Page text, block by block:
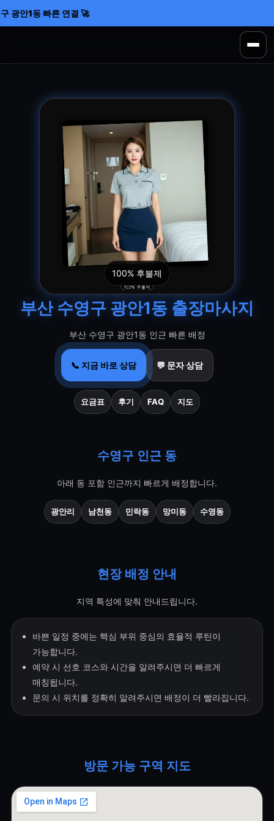
광안1동 빠른 연결 🚀
100% 후불제
부산 수영구 광안1동 출장마사지
부산 수영구 광안1동 인근 빠른 배정
📞 지금 바로 상담 💬 문자 상담
요금표 후기 FAQ 지도
수영구 인근 동
아래 동 포함 인근까지 빠르게 배정합니다.
광안리 남천동 민락동 망미동 수영동
현장 배정 안내
지역 특성에 맞춰 안내드립니다.
바쁜 일정 중에는 핵심 부위 중심의 효율적 루틴이
가능합니다.
예약 시 선호 코스와 시간을 알려주시면 더 빠르게
매칭됩니다.
문의 시 위치를 정확히 알려주시면 배정이 더 빨라집니다.
방문 가능 구역 지도